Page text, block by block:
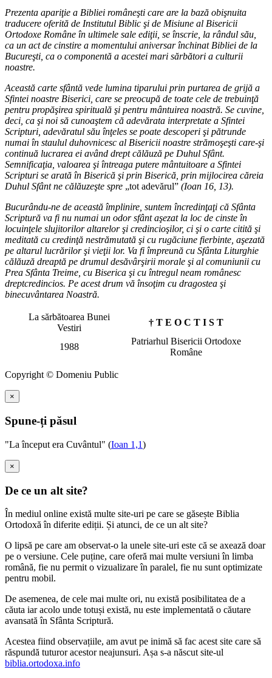
Prezenta apariţie a Bibliei româneşti care are la bază obişnuita
traducere oferită de Institutul Biblic şi de Misiune al Bisericii
Ortodoxe Române în ultimele sale ediţii, se înscrie, la rândul său,
ca un act de cinstire a momentului aniversar închinat Bibliei de la
Bucureşti, ca o componentă a acestei mari sărbători a culturii
noastre.
Această carte sfântă vede lumina tiparului prin purtarea de grijă a
Sfintei noastre Biserici, care se preocupă de toate cele de trebuinţă
pentru propăşirea spirituală şi pentru mântuirea noastră. Se cuvine,
deci, ca şi noi să cunoaştem că adevărata interpretate a Sfintei
Scripturi, adevăratul său înţeles se poate descoperi şi pătrunde
numai în staulul duhovnicesc al Bisericii noastre strămoşeşti care-şi
continuă lucrarea ei având drept călăuză pe Duhul Sfânt.
Semnificaţia, valoarea şi întreaga putere mântuitoare a Sfintei
Scripturi se arată în Biserică şi prin Biserică, prin mijlocirea căreia
Duhul Sfânt ne călăuzeşte spre „tot adevărul” (Ioan 16, 13).
Bucurându-ne de această împlinire, suntem încredinţaţi că Sfânta
Scriptură va fi nu numai un odor sfânt aşezat la loc de cinste în
locuinţele slujitorilor altarelor şi credincioşilor, ci şi o carte citită şi
meditată cu credinţă nestrămutată şi cu rugăciune fierbinte, aşezată
pe altarul lucrărilor şi vieţii lor. Va fi împreună cu Sfânta Liturghie
călăuză dreaptă pe drumul desăvârşirii morale şi al comuniunii cu
Prea Sfânta Treime, cu Biserica şi cu întregul neam românesc
dreptcredincios. Pe acest drum vă însoţim cu dragostea şi
binecuvântarea Noastră.
La sărbătoarea Bunei
Vestiri
† T E O C T I S T
1988
Patriarhul Bisericii Ortodoxe
Române
Copyright © Domeniu Public
×
Spune-ți păsul
"La început era Cuvântul" (Ioan 1,1)
×
De ce un alt site?
În mediul online există multe site-uri pe care se găsește Biblia
Ortodoxă în diferite ediții. Și atunci, de ce un alt site?
O lipsă pe care am observat-o la unele site-uri este că se axează doar
pe o versiune. Cele puține, care oferă mai multe versiuni în limba
română, fie nu permit o vizualizare în paralel, fie nu sunt optimizate
pentru mobil.
De asemenea, de cele mai multe ori, nu există posibilitatea de a
căuta iar acolo unde totuși există, nu este implementată o căutare
avansată în Sfânta Scriptură.
Acestea fiind observațiile, am avut pe inimă să fac acest site care să
răspundă tuturor acestor neajunsuri. Așa s-a născut site-ul
biblia.ortodoxa.info